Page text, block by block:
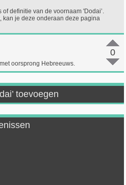
definitie van de voornaam 'Dodai’.
kan je deze onderaan deze pagina
0
oorsprong Hebreeuws.
toevoegen